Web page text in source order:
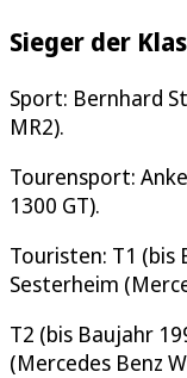
Sieger der
Sport: Bernhard
MR2).
Tourensport:
1300 GT).
Touristen: T1 (bis
Sesterheim
T2 (bis Baujahr
(Mercedes Benz